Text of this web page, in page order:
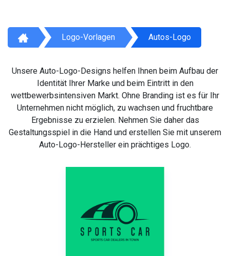
Logo-Vorlagen Autos-Logo
Unsere Auto-Logo-Designs helfen Ihnen beim Aufbau der
Identität Ihrer Marke und beim Eintritt in den
wettbewerbsintensiven Markt. Ohne Branding ist es für Ihr
Unternehmen nicht möglich, zu wachsen und fruchtbare
Ergebnisse zu erzielen. Nehmen Sie daher das
Gestaltungsspiel in die Hand und erstellen Sie mit unserem
Auto-Logo-Hersteller ein prächtiges Logo.